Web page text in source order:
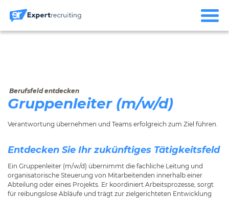
Berufsfeld entdecken
Gruppenleiter (m/w/d)
Verantwortung übernehmen und Teams erfolgreich zum Ziel führen.
Entdecken Sie Ihr zukünftiges Tätigkeitsfeld
Ein Gruppenleiter (m/w/d) übernimmt die fachliche Leitung und
organisatorische Steuerung von Mitarbeitenden innerhalb einer
Abteilung oder eines Projekts. Er koordiniert Arbeitsprozesse, sorgt
für reibungslose Abläufe und trägt zur zielgerichteten Entwicklung